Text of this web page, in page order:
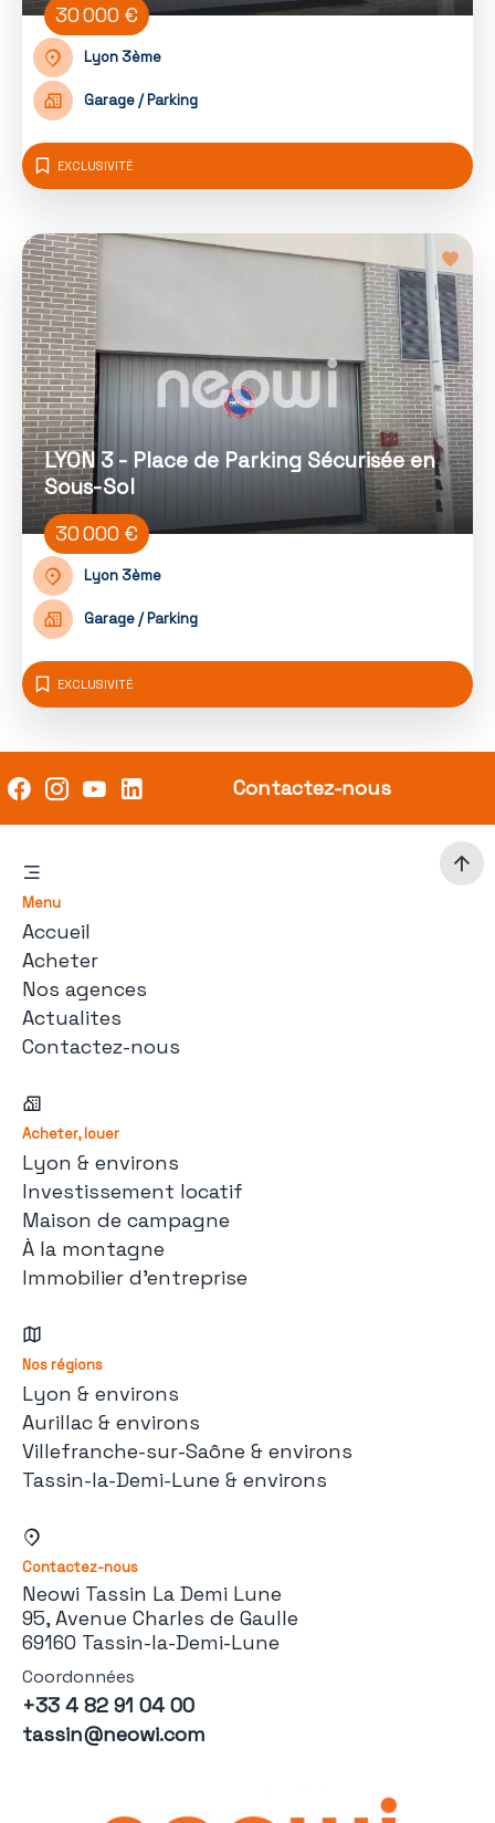
30 000 €
Lyon 3ème
Garage / Parking
EXCLUSIVITÉ
LYON 3 - Place de Parking Sécurisée en
Sous-Sol
30 000 €
Lyon 3ème
Garage / Parking
EXCLUSIVITÉ
Contactez-nous
Menu
Accueil
Acheter
Nos agences
Actualites
Contactez-nous
Acheter, louer
Lyon & environs
Investissement locatif
Maison de campagne
À la montagne
Immobilier d'entreprise
Nos régions
Lyon & environs
Aurillac & environs
Villefranche-sur-Saône & environs
Tassin-la-Demi-Lune & environs
Contactez-nous
Neowi Tassin La Demi Lune
95, Avenue Charles de Gaulle
69160 Tassin-la-Demi-Lune
Coordonnées
+33 4 82 91 04 00
tassin@neowi.com